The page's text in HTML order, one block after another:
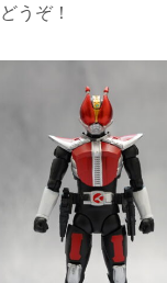
うぞ！